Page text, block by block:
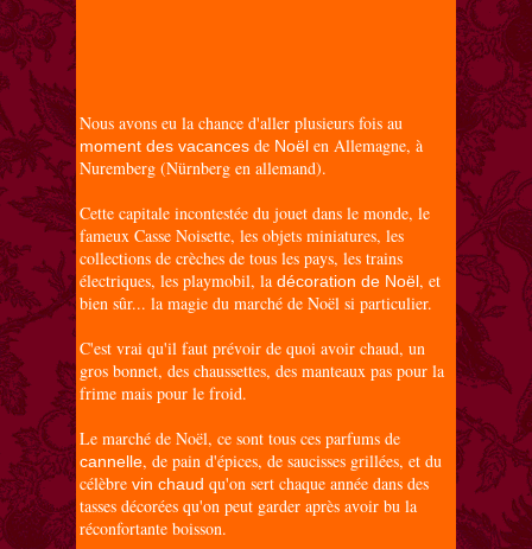
Nous avons eu la chance d'aller plusieurs fois au
moment des vacances de Noël en Allemagne, à
Nuremberg (Nürnberg en allemand).
Cette capitale incontestée du jouet dans le monde, le
fameux Casse Noisette, les objets miniatures, les
collections de crèches de tous les pays, les trains
électriques, les playmobil, ladécoration de Noël, et
bien sûr... la magie du marché de Noël si particulier.
C'est vrai qu'il faut prévoir de quoi avoir chaud, un
gros bonnet, des chaussettes, des manteaux pas pour la
frime mais pour le froid.
Le marché de Noël, ce sont tous ces parfums de
cannelle, de pain d'épices, de saucisses grillées, et du
célèbrevin chaud qu'on sert chaque année dans des
tasses décorées qu'on peut garder après avoir bu la
réconfortante boisson.